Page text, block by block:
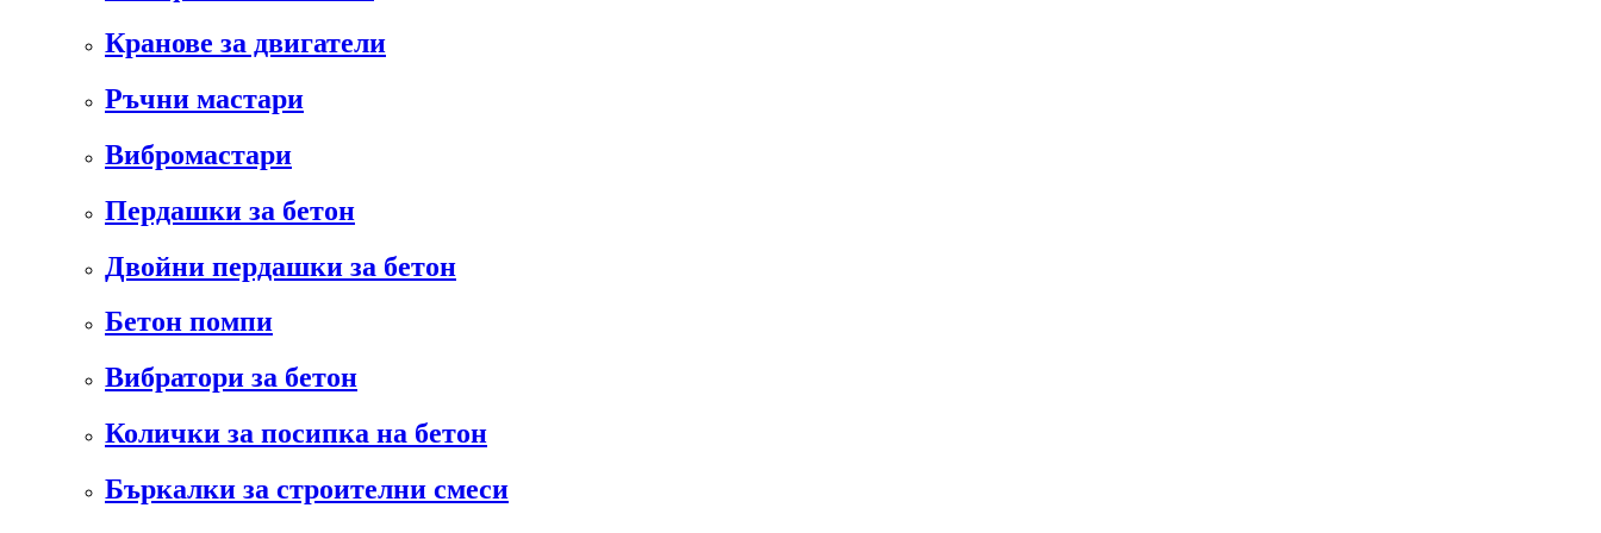
Кранове за двигатели
Ръчни мастари
Вибромастари
Пердашки за бетон
Двойни пердашки за бетон
Бетон помпи
Вибратори за бетон
Колички за посипка на бетон
Бъркалки за строителни смеси